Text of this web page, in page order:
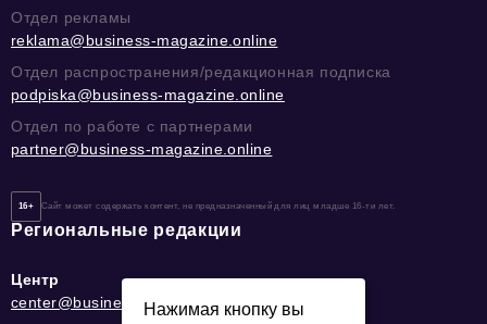
Отдел рекламы
reklama@business-magazine.online
Отдел распространения/редакционная подписка
podpiska@business-magazine.online
Отдел по работе с партнерами
partner@business-magazine.online
16+ Сайт может содержать контент, не предназначенный для лиц младше 16-ти лет.
Региональные редакции
Центр
center@business-magazine.online
Нажимая кнопку вы